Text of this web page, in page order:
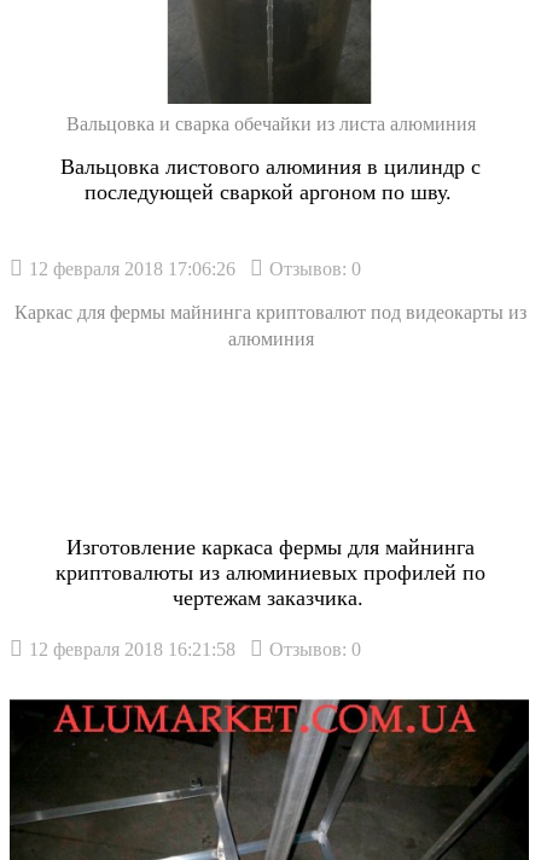
Вальцовка и сварка обечайки из листа алюминия
Вальцовка листового алюминия в цилиндр с
последующей сваркой аргоном по шву.
12 февраля 2018 17:06:26 Отзывов: 0
Каркас для фермы майнинга криптовалют под видеокарты из
алюминия
Изготовление каркаса фермы для майнинга
криптовалюты из алюминиевых профилей по
чертежам заказчика.
12 февраля 2018 16:21:58 Отзывов: 0